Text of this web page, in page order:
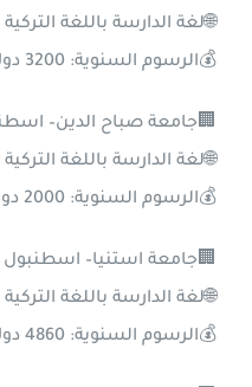
🌐لغة الدارسة باللغة التركية
💰الرسوم السنوية: 3200 دولار
🏢جامعة صباح الدين–
🌐لغة الدارسة باللغة التركية
💰الرسوم السنوية: 2000 دولار
🏢جامعة استنيا– اسطنبول
🌐لغة الدارسة باللغة التركية
💰الرسوم السنوية: 4860 دولار